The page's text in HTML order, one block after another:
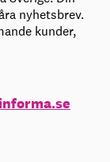
nyhetsbrev.
kunder,